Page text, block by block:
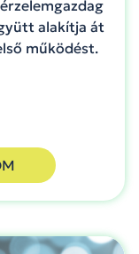
alakítja át
működést.